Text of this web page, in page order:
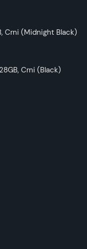
Crni (Midnight Black)
Crni (Black)